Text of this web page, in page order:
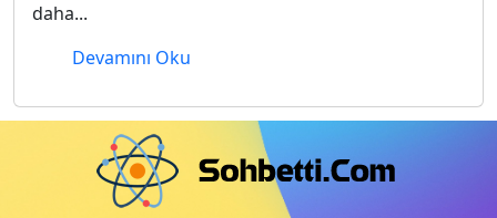
daha...
Devamını Oku